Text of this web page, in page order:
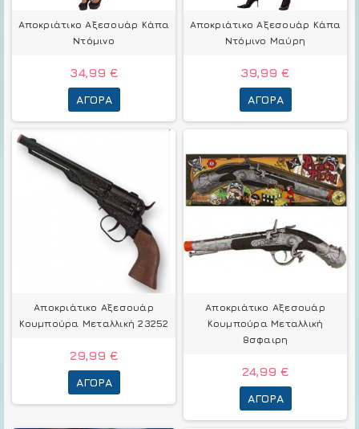
Αποκριάτικο Αξεσουάρ Κάπα
Ντόμινο
34,99 €
ΑΓΟΡΆ
Αποκριάτικο Αξεσουάρ Κάπα
Ντόμινο Μαύρη
39,99 €
ΑΓΟΡΆ
Αποκριάτικο Αξεσουάρ
Κουμπούρα Μεταλλική 23252
29,99 €
ΑΓΟΡΆ
Αποκριάτικο Αξεσουάρ
Κουμπούρα Μεταλλική
8σφαιρη
24,99 €
ΑΓΟΡΆ